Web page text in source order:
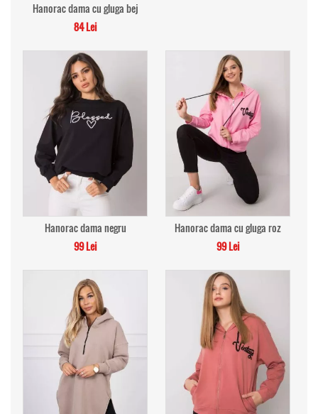
Hanorac dama cu gluga bej
84 Lei
Hanorac dama negru
99 Lei
Hanorac dama cu gluga roz
99 Lei